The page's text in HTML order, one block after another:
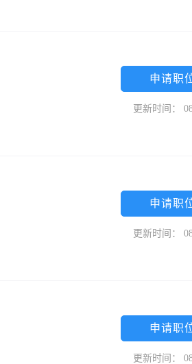
申请职
更新时间：
申请职
更新时间：
申请职
更新时间：